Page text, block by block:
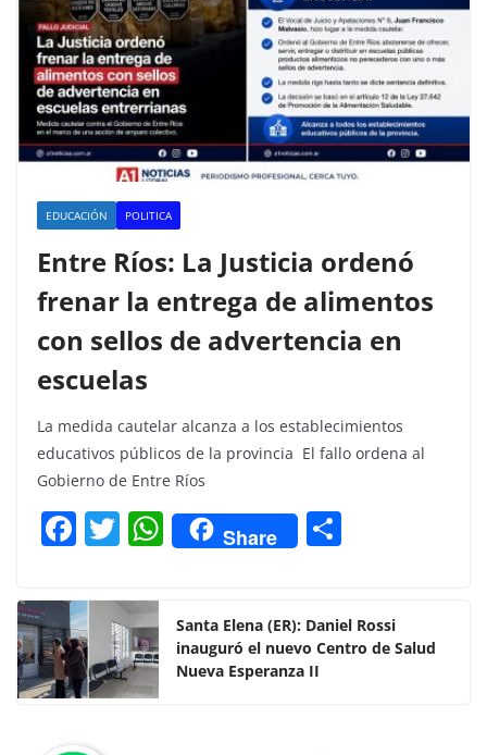
EDUCACIÓN POLITICA
Entre Ríos: La Justicia ordenó
frenar la entrega de alimentos
con sellos de advertencia en
escuelas
La medida cautelar alcanza a los establecimientos
educativos públicos de la provincia El fallo ordena al
Gobierno de Entre Ríos
F
c
e
b
o
o
T
itt
er
W
h
s
A
Share
p
ar
Santa Elena (ER): Daniel Rossi
inauguró el nuevo Centro de Salud
Nueva Esperanza II